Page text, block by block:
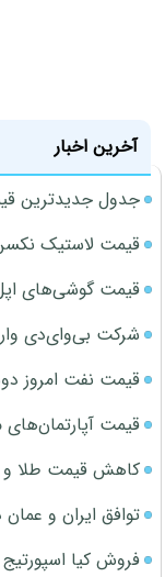
آخرین اخبار
جدول جدیدترین
قیمت لاستیک نکسن امروز
قیمت گوشی‌های اپل امروز
شرکت بی‌وای‌دی
قیمت نفت امروز دوشنبه 19
قیمت آپارتمان‌های
کاهش قیمت طلا و
توافق ایران و عمان
فروش کیا اسپورتیج 2025 بدون قرعه‌کشی